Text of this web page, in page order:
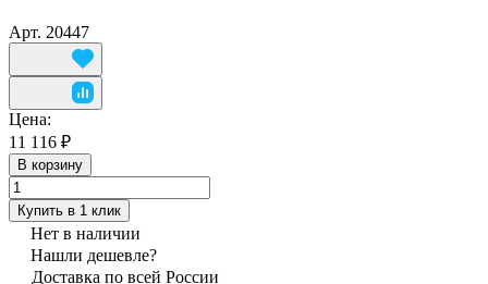
Арт. 20447
Цена:
11 116 ₽
В корзину
Купить в 1 клик
Нет в наличии
Нашли дешевле?
Доставка по всей России